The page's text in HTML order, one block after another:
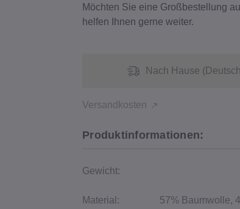
Produktinformationen:
Gewicht:
Material:
57% Baumwolle,
Nach Hause
Versandkosten
Möchten Sie eine Großbestellung
helfen Ihnen gerne weiter.